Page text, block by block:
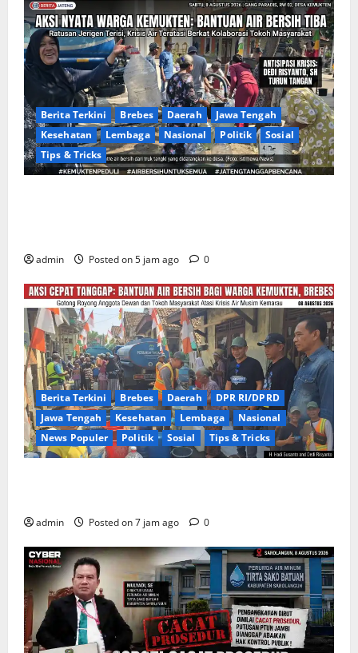
Berita Terkini Brebes Daerah
Jawa Tengah
Kesehatan
Lembaga Nasional Politik
Sosial
Tips & Tricks
admin Posted on 5 jam ago 0
Berita Terkini Brebes Daerah
DPR RI/DPRD
Jawa Tengah
Kesehatan Lembaga
Nasional
News Populer
Politik Sosial Tips & Tricks
admin Posted on 7 jam ago 0